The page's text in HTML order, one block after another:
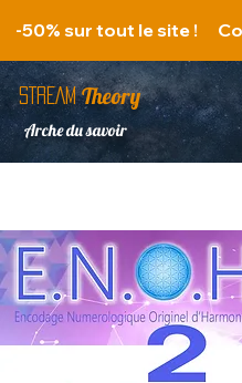
-50% sur tout le site !
STREAM Theory
Arche du savoir